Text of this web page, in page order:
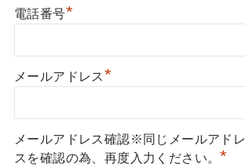
電話番号*
メールアドレス*
メールアドレス確認※同じメールアドレ
スを確認の為、再度入力ください。*